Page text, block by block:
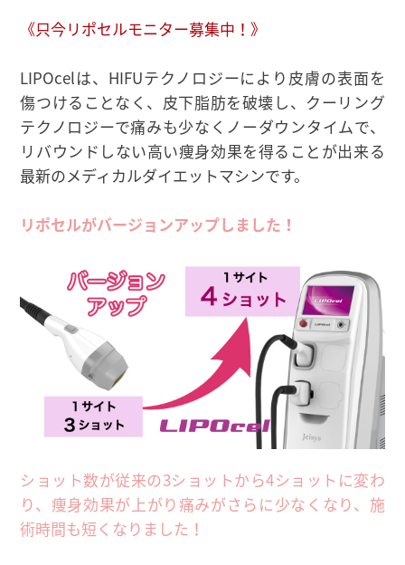
《只今リポセルモニター募集中！》
LIPOcelは、HIFUテクノロジーにより皮膚の表面を
傷つけることなく、皮下脂肪を破壊し、クーリング
テクノロジーで痛みも少なくノーダウンタイムで、
リバウンドしない高い痩身効果を得ることが出来る
最新のメディカルダイエットマシンです。
リポセルがバージョンアップしました！
ショット数が従来の3ショットから4ショットに変わ
り、痩身効果が上がり痛みがさらに少なくなり、施
術時間も短くなりました！